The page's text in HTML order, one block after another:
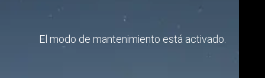
El modo de mantenimiento está activado.